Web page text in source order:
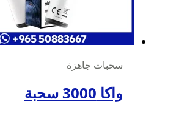
سحبات جاهزة
واكا 3000 سحبة